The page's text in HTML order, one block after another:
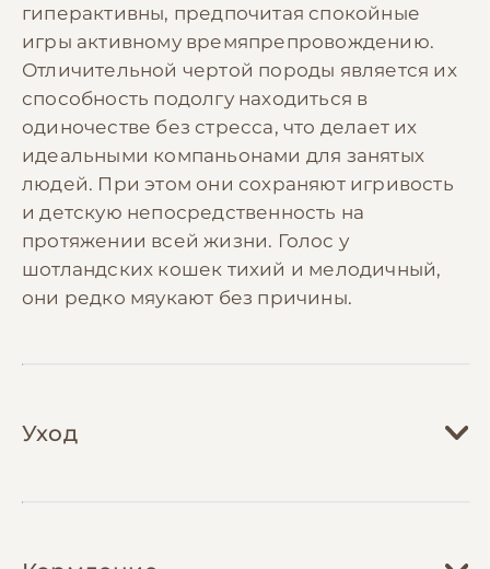
гиперактивны, предпочитая спокойные
игры активному времяпрепровождению.
Отличительной чертой породы является их
способность подолгу находиться в
одиночестве без стресса, что делает их
идеальными компаньонами для занятых
людей. При этом они сохраняют игривость
и детскую непосредственность на
протяжении всей жизни. Голос у
шотландских кошек тихий и мелодичный,
они редко мяукают без причины.
Уход
регулярного внимания к их шерсти,